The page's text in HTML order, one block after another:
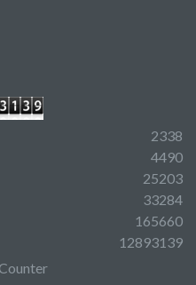
2338
4490
25203
33284
165660
12893139